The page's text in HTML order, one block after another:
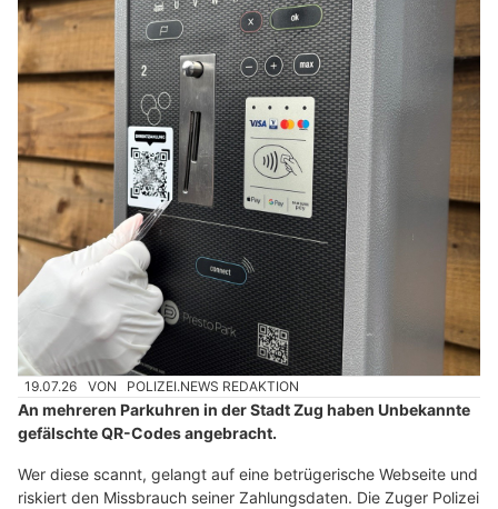
19.07.26 VON POLIZEI.NEWS REDAKTION
An mehreren Parkuhren in der Stadt Zug haben Unbekannte
gefälschte QR-Codes angebracht.
Wer diese scannt, gelangt auf eine betrügerische Webseite und
riskiert den Missbrauch seiner Zahlungsdaten. Die Zuger Polizei